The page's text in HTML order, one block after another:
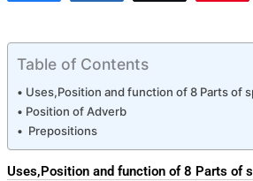
Table of Contents
Uses,Position and function of 8 Parts of
Position of Adverb
Prepositions
Uses,Position and function of 8 Parts of